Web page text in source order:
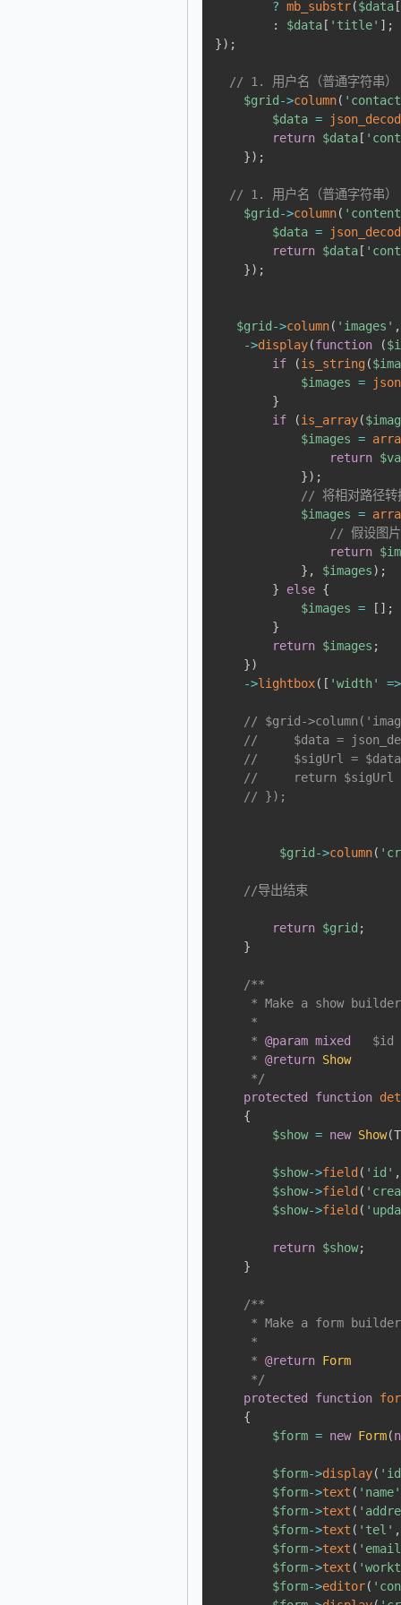
? mb_substr($data [
:
$data [ 'title' ] ;
}) ;
// 1. 用户名（普通字符串）
$grid ->column(
$data =
return $data [
}) ;
// 1. 用户名（普通字符串）
$grid ->column(
$data =
return $data [
}) ;
$grid ->column( 'images' ,
->display(function (
if
(is_string(
$images =
}
if
(is_array(
$images =
return
}) ;
// 将相对路径转
$images =
// 假设图
return
} , $images) ;
}
else {
$images = [ ] ;
}
return $images ;
})
->lightbox( [ 'width' =>
// $grid-
//     $data =
//     $sigUrl =
//     return $sigUrl
// });
$grid ->column(
//导出结束
return $grid ;
}
/**
* Make a show
     *
     *
@param mixed
$id
     *
@return Show
     */
protected
function
{
$show = new Show(
$show->field ( 'id' ,
$show->field (
$show->field (
return $show;
}
/**
* Make a form
     *
     *
@return Form
     */
protected
function
{
$form = new Form(
$form->display(
$form->text ( 'name'
$form->text (
$form->text ( 'tel' ,
$form->text (
$form->text (
$form->editor(